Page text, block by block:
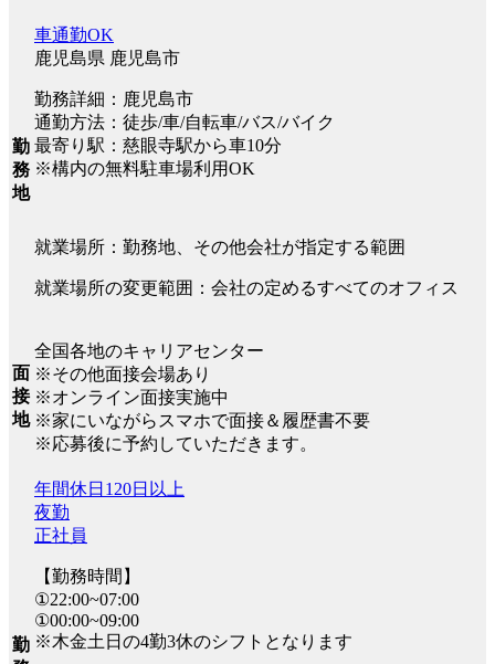
勤
務
地
車通勤OK
鹿児島県 鹿児島市
勤務詳細：鹿児島市
通勤方法：徒歩/車/自転車/バス/バイク
最寄り駅：慈眼寺駅から車10分
※構内の無料駐車場利用OK
就業場所：勤務地、その他会社が指定する範囲
就業場所の変更範囲：会社の定めるすべてのオフィス
面
接
地
全国各地のキャリアセンター
※その他面接会場あり
※オンライン面接実施中
※家にいながらスマホで面接＆履歴書不要
※応募後に予約していただきます。
勤
年間休日120日以上
夜勤
正社員
【勤務時間】
①22:00~07:00
①00:00~09:00
※木金土日の4勤3休のシフトとなります